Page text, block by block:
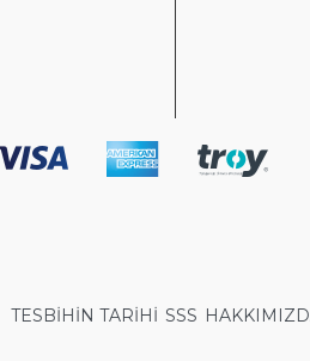
TESBİHİN TARİHİ SSS